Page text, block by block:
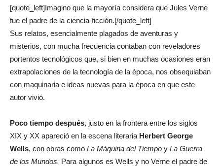
[quote_left]Imagino que la mayoría considera que Jules Verne
fue el padre de la ciencia-ficción.[/quote_left]
Sus relatos, esencialmente plagados de aventuras y
misterios, con mucha frecuencia contaban con reveladores
portentos tecnológicos que, si bien en muchas ocasiones eran
extrapolaciones de la tecnología de la época, nos obsequiaban
con maquinaria e ideas nuevas para la época en que este
autor vivió.
Poco tiempo después, justo en la frontera entre los siglos
XIX y XX apareció en la escena literaria Herbert George
Wells, con obras como La Máquina del Tiempo y La Guerra
de los Mundos. Para algunos es Wells y no Verne el padre de